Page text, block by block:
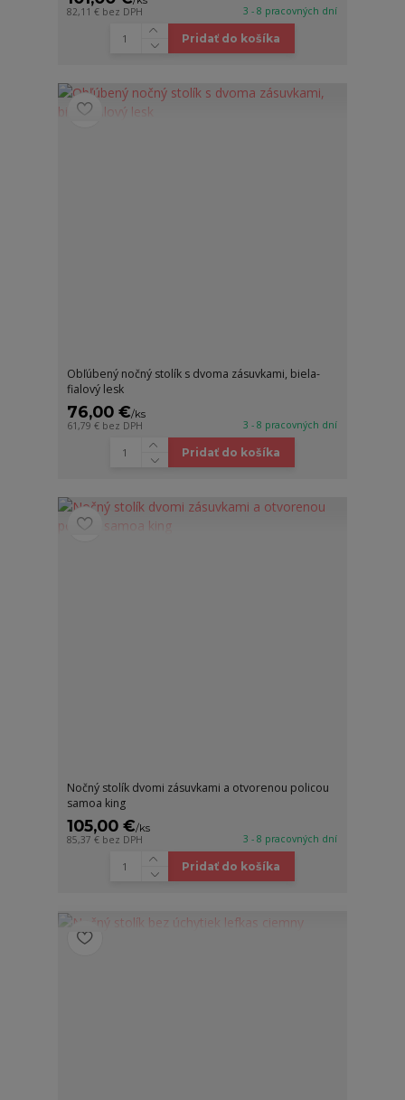
82,11 € bez DPH 3 - 8 pracovných dní
Pridať do košíka
Obľúbený nočný stolík s dvoma zásuvkami, biela-
fialový lesk
76,00 €/ks
61,79 € bez DPH 3 - 8 pracovných dní
Pridať do košíka
Nočný stolík dvomi zásuvkami a otvorenou policou
samoa king
105,00 €/ks
85,37 € bez DPH 3 - 8 pracovných dní
Pridať do košíka